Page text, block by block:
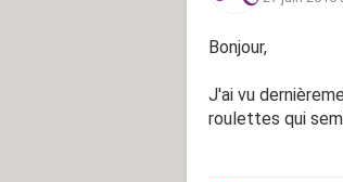
Bonjour,
J'ai vu
roulettes qui